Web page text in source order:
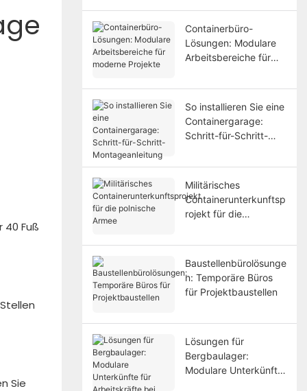
Fuß
Sie
Containerbüro-
Lösungen: Modulare
Arbeitsbereiche für
So installieren Sie eine
Containergarage:
Schritt-für-Schritt-
Militärisches
Containerunterkunftsp
rojekt für die
Baustellenbürolösunge
n: Temporäre Büros
für Projektbaustellen
Lösungen für
Bergbaulager:
Modulare Unterkünfte